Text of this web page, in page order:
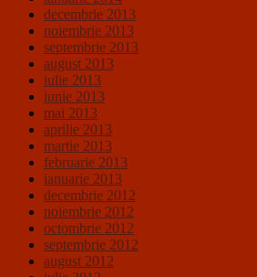
decembrie 2013
noiembrie 2013
septembrie 2013
august 2013
iulie 2013
iunie 2013
mai 2013
aprilie 2013
martie 2013
februarie 2013
ianuarie 2013
decembrie 2012
noiembrie 2012
octombrie 2012
septembrie 2012
august 2012